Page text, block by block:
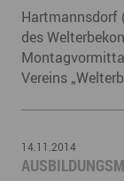
Hartmannsdorf
des
Vereins
14.11.2014